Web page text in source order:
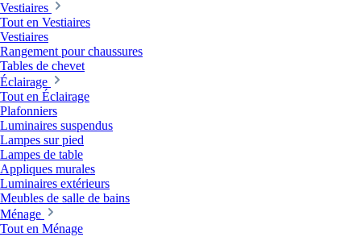
Vestiaires
Tout en Vestiaires
Vestiaires
Rangement pour chaussures
Tables de chevet
Éclairage
Tout en Éclairage
Plafonniers
Luminaires suspendus
Lampes sur pied
Lampes de table
Appliques murales
Luminaires extérieurs
Meubles de salle de bains
Ménage
Tout en Ménage